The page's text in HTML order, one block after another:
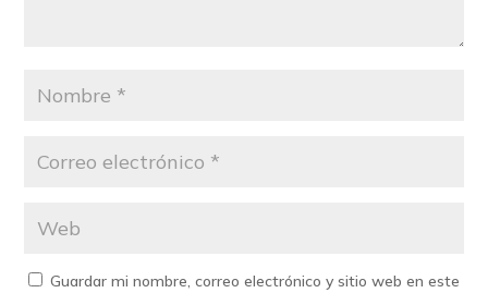
Guardar mi nombre, correo electrónico y sitio web en este